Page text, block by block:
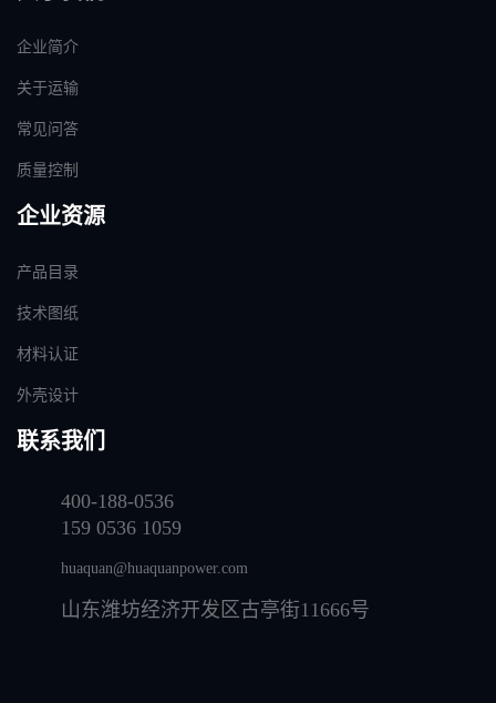
企业简介
关于运输
常见问答
质量控制
企业资源
产品目录
技术图纸
材料认证
外壳设计
联系我们
400-188-0536
159 0536 1059
huaquan@huaquanpower.com
山东潍坊经济开发区古亭街11666号